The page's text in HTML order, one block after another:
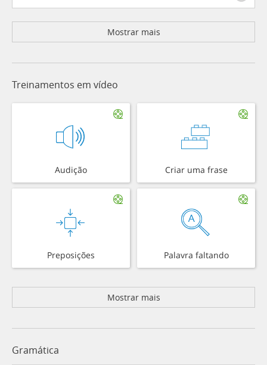
Mostrar mais
Treinamentos em vídeo
Audição Criar uma frase
Preposições Palavra faltando
Mostrar mais
Gramática